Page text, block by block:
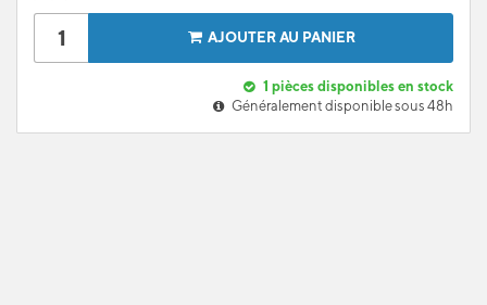
AJOUTER AU PANIER
1 pièces disponibles en stock
Généralement disponible sous 48h